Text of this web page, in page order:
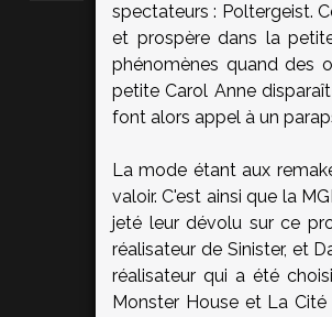
spectateurs : Poltergeist.
et prospère dans la
phénomènes quand des
petite Carol Anne
font alors appel à un
La mode étant aux
valoir. C'est ainsi que la
jeté leur dévolu sur ce
réalisateur de Sinister, et
réalisateur qui a été
Monster House et La